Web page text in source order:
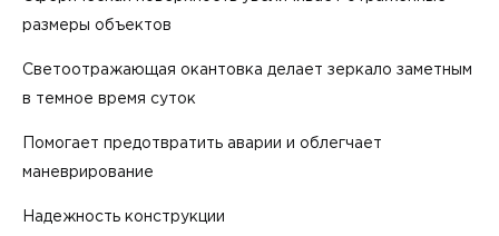
размеры объектов
Светоотражающая окантовка делает зеркало заметным
в темное время суток
Помогает предотвратить аварии и облегчает
маневрирование
Надежность конструкции